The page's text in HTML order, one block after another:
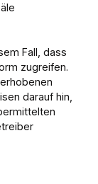
Fall, dass
zugreifen.
darauf hin,